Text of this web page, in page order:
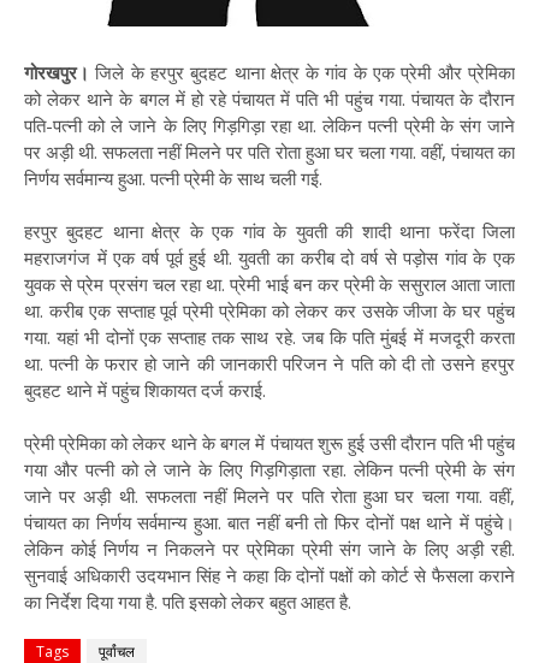
गोरखपुर।जिले के हरपुर बुदहट थाना क्षेत्र के गांव के एक प्रेमी और प्रेमिका
को लेकर थाने के बगल में हो रहे पंचायत में पति भी पहुंच गया. पंचायत के दौरान
पति-पत्नी को ले जाने के लिए गिड़गिड़ा रहा था. लेकिन पत्नी प्रेमी के संग जाने
पर अड़ी थी. सफलता नहीं मिलने पर पति रोता हुआ घर चला गया. वहीं, पंचायत का
निर्णय सर्वमान्य हुआ. पत्नी प्रेमी के साथ चली गई.
हरपुर बुदहट थाना क्षेत्र के एक गांव के युवती की शादी थाना फरेंदा जिला
महराजगंज में एक वर्ष पूर्व हुई थी. युवती का करीब दो वर्ष से पड़ोस गांव के एक
युवक से प्रेम प्रसंग चल रहा था. प्रेमी भाई बन कर प्रेमी के ससुराल आता जाता
था. करीब एक सप्ताह पूर्व प्रेमी प्रेमिका को लेकर कर उसके जीजा के घर पहुंच
गया. यहां भी दोनों एक सप्ताह तक साथ रहे. जब कि पति मुंबई में मजदूरी करता
था. पत्नी के फरार हो जाने की जानकारी परिजन ने पति को दी तो उसने हरपुर
बुदहट थाने में पहुंच शिकायत दर्ज कराई.
प्रेमी प्रेमिका को लेकर थाने के बगल में पंचायत शुरू हुई उसी दौरान पति भी पहुंच
गया और पत्नी को ले जाने के लिए गिड़गिड़ाता रहा. लेकिन पत्नी प्रेमी के संग
जाने पर अड़ी थी. सफलता नहीं मिलने पर पति रोता हुआ घर चला गया. वहीं,
पंचायत का निर्णय सर्वमान्य हुआ. बात नहीं बनी तो फिर दोनों पक्ष थाने में पहुंचे।
लेकिन कोई निर्णय न निकलने पर प्रेमिका प्रेमी संग जाने के लिए अड़ी रही.
सुनवाई अधिकारी उदयभान सिंह ने कहा कि दोनों पक्षों को कोर्ट से फैसला कराने
का निर्देश दिया गया है. पति इसको लेकर बहुत आहत है.
Tags पूर्वांचल